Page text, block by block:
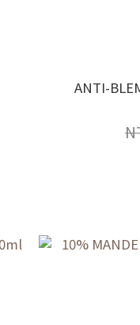
ANTI-